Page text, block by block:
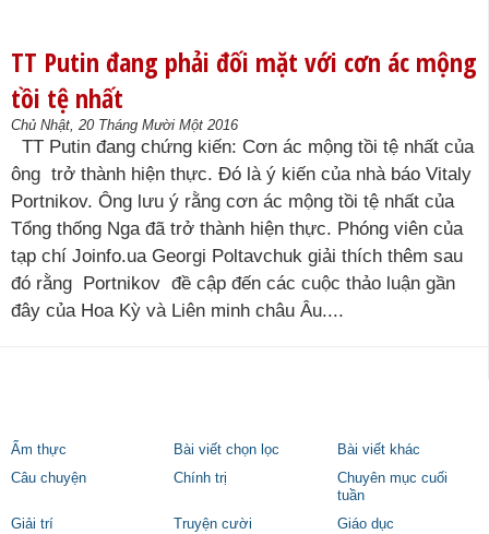
TT Putin đang phải đối mặt với cơn ác mộng
tồi tệ nhất
Chủ Nhật, 20 Tháng Mười Một 2016
TT Putin đang chứng kiến: Cơn ác mộng tồi tệ nhất của
ông trở thành hiện thực. Đó là ý kiến của nhà báo Vitaly
Portnikov. Ông lưu ý rằng cơn ác mộng tồi tệ nhất của
Tổng thống Nga đã trở thành hiện thực. Phóng viên của
tạp chí Joinfo.ua Georgi Poltavchuk giải thích thêm sau
đó rằng Portnikov đề cập đến các cuộc thảo luận gần
đây của Hoa Kỳ và Liên minh châu Âu....
Ẩm thực Bài viết chọn lọc
Bài viết khác
Câu chuyện
Chính trị
Chuyên mục cuối
tuần
Giải trí
Truyện cười
Giáo dục